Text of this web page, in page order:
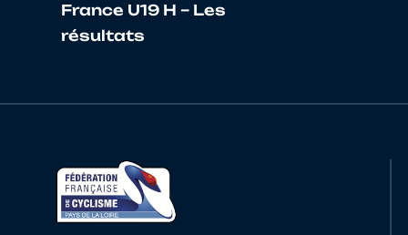
16 10090273133
18 10026866152 CAILLIAUX
20 10024534516
France U19 H – Les
résultats